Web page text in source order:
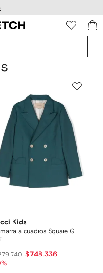
Kids
a cuadros Square G
$748.336